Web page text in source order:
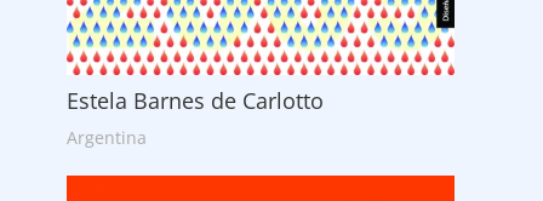
Estela Barnes de Carlotto
Argentina